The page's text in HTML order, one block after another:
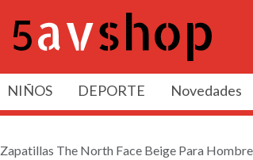
NIÑOS DEPORTE Novedades
Zapatillas The North Face Beige Para Hombre